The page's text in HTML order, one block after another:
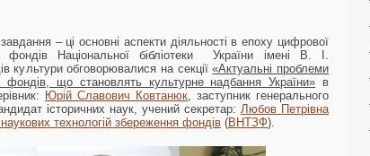
– ці основні аспекти діяльності в епоху цифрової
Національної бібліотеки України імені В. І.
культури обговорювалися на секції«Актуальні проблеми
фондів, що становлять культурне надбання України» в
Юрій Славович Ковтанюк , заступник генерального
історичних наук, учений секретар: Любов Петрівна
наукових технологій збереження фондів (ВНТЗФ).